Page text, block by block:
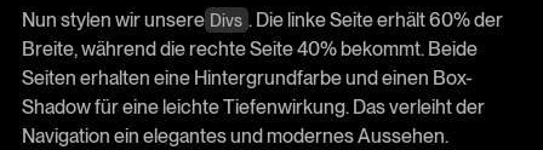
Nun stylen wir unsere Divs . Die linke Seite erhält 60% der
Breite, während die rechte Seite 40% bekommt. Beide
Seiten erhalten eine Hintergrundfarbe und einen Box-
Shadow für eine leichte Tiefenwirkung. Das verleiht der
Navigation ein elegantes und modernes Aussehen.